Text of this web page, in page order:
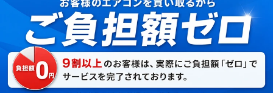
050-5482-9461
受付：24時間年中無休（通話料無料）
LINEやメールでカンタン依頼
メールで回収依頼 LINEで回収依頼